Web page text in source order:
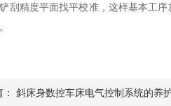
刮精度平面找平校准，这样基本工
： 斜床身数控车床电气控制系统的养